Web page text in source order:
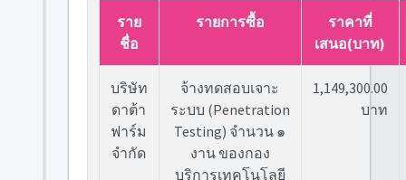
ราย
ชื่อ
รายการซื้อ
ราคาที่
เสนอ(บาท)
บริษัท
ดาต้า
ฟาร์ม
จำกัด
จ้างทดสอบเจาะ
ระบบ (Penetration
Testing) จำนวน ๑
งาน ของกอง
บริการเทคโนโลยี
1,149,300.00
บาท